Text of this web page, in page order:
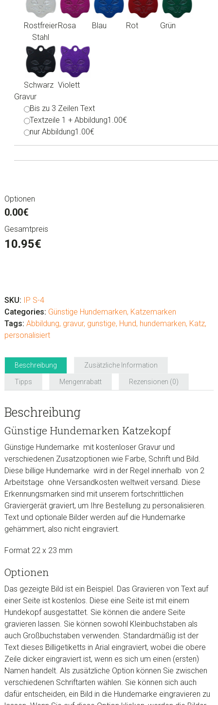
Rostfreier
Stahl
Rosa Blau Rot Grün
Schwarz Violett
Gravur
Bis zu 3 Zeilen Text
Textzeile 1 + Abbildung1.00€
nur Abbildung1.00€
Optionen
0.00€
Gesamtpreis
10.95€
Katzekopf
Menge
SKU: IP S-4
Categories: Günstige Hundemarken, Katzemarken
Tags: Abbildung, gravur, gunstige, Hund, hundemarken, Katz,
personalisiert
Beschreibung Zusätzliche Information
Tipps Mengenrabatt Rezensionen (0)
Beschreibung
Günstige Hundemarken Katzekopf
Günstige Hundemarke mit kostenloser Gravur und
verschiedenen Zusatzoptionen wie Farbe, Schrift und Bild.
Diese billige Hundemarke wird in der Regel innerhalb von 2
Arbeitstage ohne Versandkosten weltweit versand. Diese
Erkennungsmarken sind mit unserem fortschrittlichen
Graviergerät graviert, um Ihre Bestellung zu personalisieren.
Text und optionale Bilder werden auf die Hundemarke
gehämmert, also nicht eingraviert.
Format 22 x 23 mm
Optionen
Das gezeigte Bild ist ein Beispiel. Das Gravieren von Text auf
einer Seite ist kostenlos. Diese eine Seite ist mit einem
Hundekopf ausgestattet. Sie können die andere Seite
gravieren lassen. Sie können sowohl Kleinbuchstaben als
auch Großbuchstaben verwenden. Standardmäßig ist der
Text dieses Billigetiketts in Arial eingraviert, wobei die obere
Zeile dicker eingraviert ist, wenn es sich um einen (ersten)
Namen handelt. Als zusätzliche Option können Sie zwischen
verschiedenen Schriftarten wählen. Sie können sich auch
dafür entscheiden, ein Bild in die Hundemarke eingravieren zu